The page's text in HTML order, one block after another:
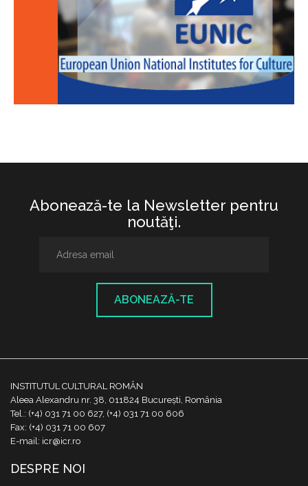
Abonează-te la Newsletter pentru
noutăţi.
ABONEAZĂ-TE
INSTITUTUL CULTURAL ROMÂN
Aleea Alexandru nr. 38, 011824 București, România
Tel.: (+4) 031 71 00 627, (+4) 031 71 00 606
Fax: (+4) 031 71 00 607
E-mail: icr@icr.ro
DESPRE NOI